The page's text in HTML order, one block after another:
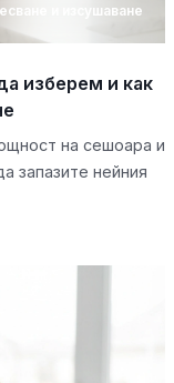
и изсушаване
изберем и как
на сешоара и
запазите нейния